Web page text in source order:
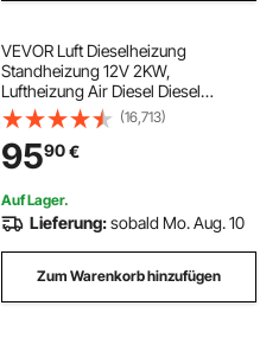
VEVOR Luft Dieselheizung
Standheizung 12V 2KW,
Luftheizung Air Diesel Diesel
Standheizung Lufterhitzer, 0,12–
0,26 L/Std. Dieselheizung mit LCD-
Display & Fernbedienung &
Bluetooth-APP
(16,713)
9590€
Auf Lager.
Lieferung:sobald Mo. Aug. 10
Zum Warenkorb hinzufügen